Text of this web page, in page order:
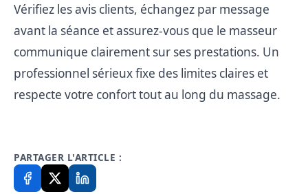
Vérifiez les avis clients, échangez par message
avant la séance et assurez-vous que le masseur
communique clairement sur ses prestations. Un
professionnel sérieux fixe des limites claires et
respecte votre confort tout au long du massage.
PARTAGER L'ARTICLE :